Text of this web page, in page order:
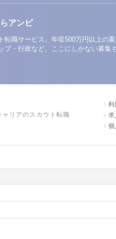
アンビ
転職サービス。年収500万円以上
・行政など、ここにしかない募集も
ャリアのスカウト転職
利
求
個